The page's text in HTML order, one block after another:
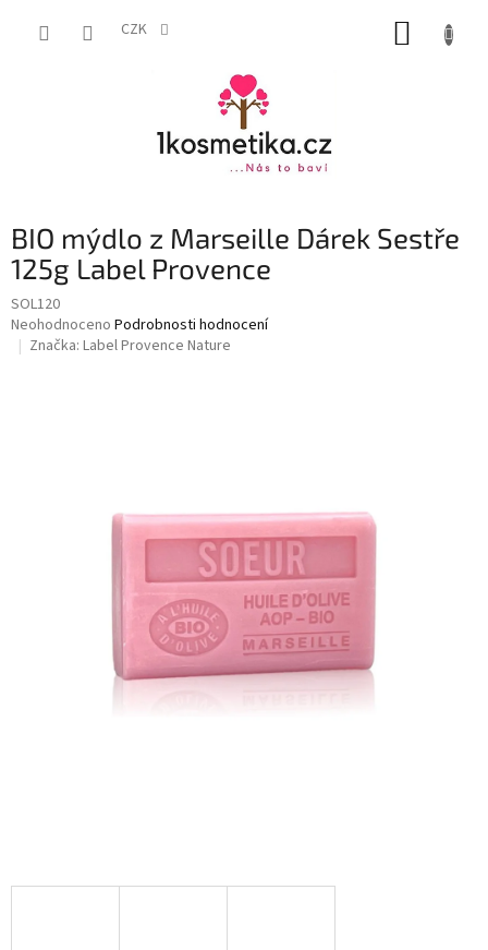
CZK
BIO mýdlo z Marseille Dárek Sestře
125g Label Provence
SOL120
Průměrné
hodnocení
Neohodnoceno Podrobnosti hodnocení
Značka: Label Provence Nature